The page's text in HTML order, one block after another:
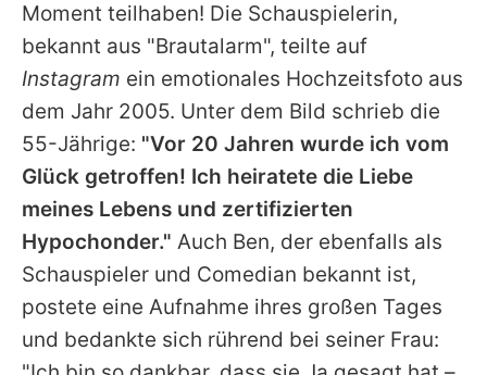
App runterladen
Team
Redaktionelle Richtlinien
Impressum
Datenschutzerklärung
Nutzungsbedingungen
Utiq verwalten
Moment teilhaben! Die Schauspielerin,
bekannt aus "Brautalarm", teilte auf
Instagram ein emotionales Hochzeitsfoto aus
dem Jahr 2005. Unter dem Bild schrieb die
55-Jährige: "Vor 20 Jahren wurde ich vom
Glück getroffen! Ich heiratete die Liebe
meines Lebens und zertifizierten
Hypochonder." Auch Ben, der ebenfalls als
Schauspieler und Comedian bekannt ist,
postete eine Aufnahme ihres großen Tages
und bedankte sich rührend bei seiner Frau: